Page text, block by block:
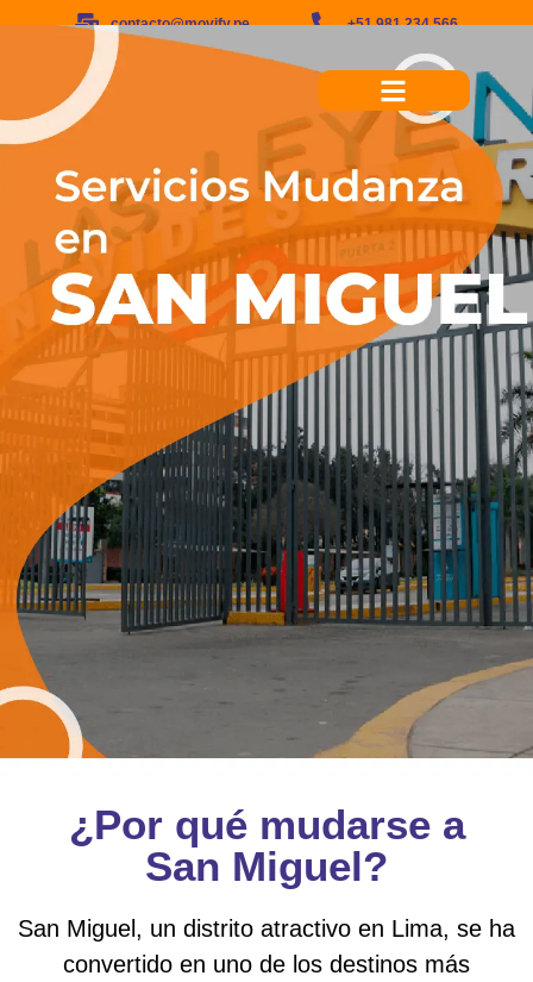
contacto@movify.pe +51 981 234 566
¿Por qué mudarse a
San Miguel?
San Miguel, un distrito atractivo en Lima, se ha
convertido en uno de los destinos más